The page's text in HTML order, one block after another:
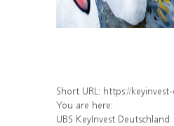
Short URL: https://keyinvest-de.ubs.com/
You are here:
UBS KeyInvest Deutschland